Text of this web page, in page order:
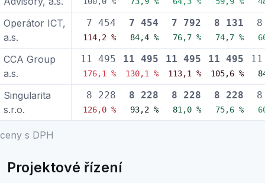
ceny s DPH
Operátor ICT,
a.s.
7 454
114,2 %
7 454
84,4 %
7 792
76,7 %
8 131
74,7 %
CCA Group
a.s.
11 495
176,1 %
11 495
130,1 %
11 495
113,1 %
11 495
105,6 %
Singularita
s.r.o.
8 228
126,0 %
8 228
93,2 %
8 228
81,0 %
8 228
75,6 %
Projektové řízení